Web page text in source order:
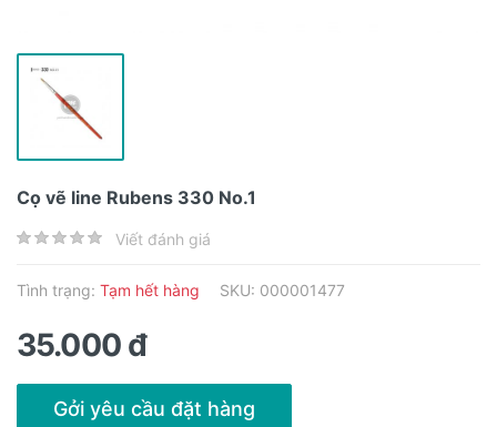
Cọ vẽ line Rubens 330 No.1
Viết đánh giá
Tình trạng: Tạm hết hàng SKU: 000001477
35.000 đ
Gởi yêu cầu đặt hàng